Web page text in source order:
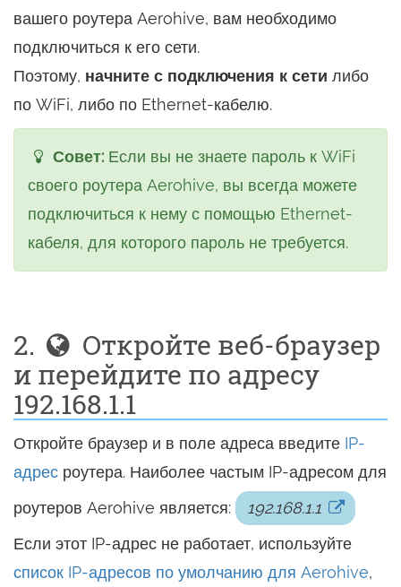
вашего роутера Aerohive, вам необходимо
подключиться к его сети.
Поэтому, начните с подключения к сети либо
по WiFi, либо по Ethernet-кабелю.
Совет: Если вы не знаете пароль к WiFi
своего роутера Aerohive, вы всегда можете
подключиться к нему с помощью Ethernet-
кабеля, для которого пароль не требуется.
2.
Откройте веб-браузер
и перейдите по адресу
192.168.1.1
Откройте браузер и в поле адреса введите IP-
адрес роутера. Наиболее частым IP-адресом для
роутеров Aerohive является:
192.168.1.1
Если этот IP-адрес не работает, используйте
список IP-адресов по умолчанию для Aerohive,